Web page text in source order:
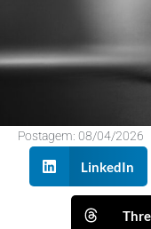
Postagem: 08/04/2026
LinkedIn